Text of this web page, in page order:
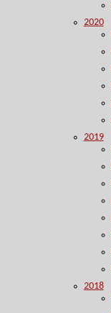
2020
2019
2018